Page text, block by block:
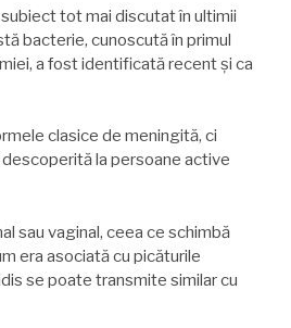
tot mai discutat în ultimii
bacterie, cunoscută în primul
a fost identificată recent și ca
clasice de meningită, ci
la persoane active
sau vaginal, ceea ce schimbă
era asociată cu picăturile
se poate transmite similar cu